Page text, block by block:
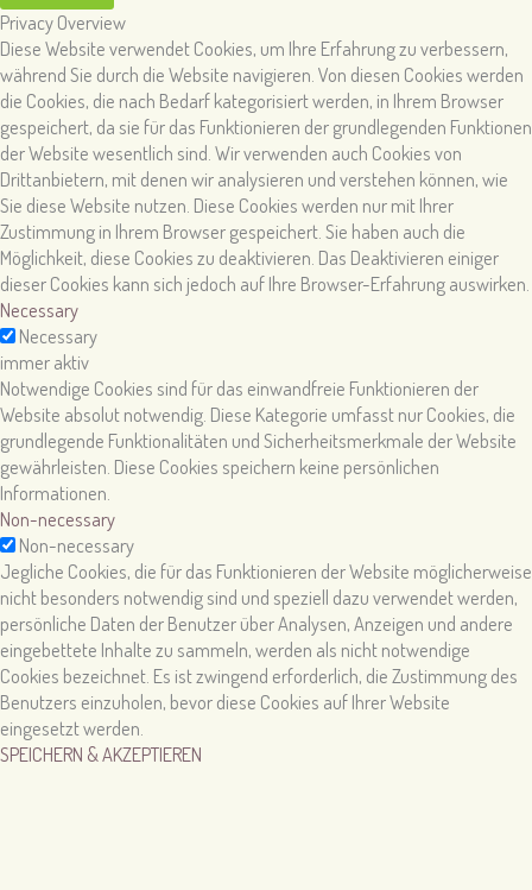
Privacy Overview
Diese Website verwendet Cookies, um Ihre Erfahrung zu verbessern,
während Sie durch die Website navigieren. Von diesen Cookies werden
die Cookies, die nach Bedarf kategorisiert werden, in Ihrem Browser
gespeichert, da sie für das Funktionieren der grundlegenden Funktionen
der Website wesentlich sind. Wir verwenden auch Cookies von
Drittanbietern, mit denen wir analysieren und verstehen können, wie
Sie diese Website nutzen. Diese Cookies werden nur mit Ihrer
Zustimmung in Ihrem Browser gespeichert. Sie haben auch die
Möglichkeit, diese Cookies zu deaktivieren. Das Deaktivieren einiger
dieser Cookies kann sich jedoch auf Ihre Browser-Erfahrung auswirken.
Necessary
Necessary
immer aktiv
Notwendige Cookies sind für das einwandfreie Funktionieren der
Website absolut notwendig. Diese Kategorie umfasst nur Cookies, die
grundlegende Funktionalitäten und Sicherheitsmerkmale der Website
gewährleisten. Diese Cookies speichern keine persönlichen
Informationen.
Non-necessary
Non-necessary
Jegliche Cookies, die für das Funktionieren der Website möglicherweise
nicht besonders notwendig sind und speziell dazu verwendet werden,
persönliche Daten der Benutzer über Analysen, Anzeigen und andere
eingebettete Inhalte zu sammeln, werden als nicht notwendige
Cookies bezeichnet. Es ist zwingend erforderlich, die Zustimmung des
Benutzers einzuholen, bevor diese Cookies auf Ihrer Website
eingesetzt werden.
SPEICHERN & AKZEPTIEREN